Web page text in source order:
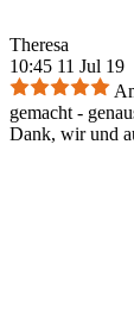
Theresa
10:45 11 Jul 19
gemacht -
Dank, wir und